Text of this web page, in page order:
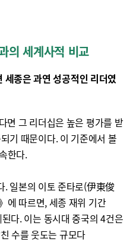
의 세계사적 비교
종은 과연 성공적인 리더였
면 그 리더십은 높은 평가를 받
기 때문이다. 이 기준에서 볼
한다.
. 일본의 이토 준타로(伊東俊
에 따르면, 세종 재위 기간
다. 이는 동시대 중국의 4건은
수를 웃도는 규모다